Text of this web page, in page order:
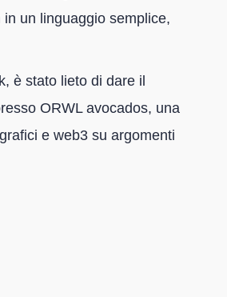
un linguaggio semplice,
è stato lieto di dare il
ORWL avocados, una
e web3 su argomenti